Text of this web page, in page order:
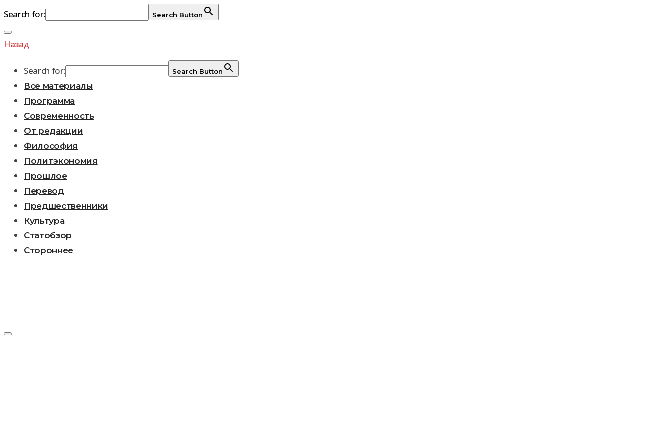
Search for: Search Button
Перейти
к
Назад
Search for: Search Button
Все материалы
Программа
Современность
От редакции
Философия
Политэкономия
Прошлое
Перевод
Предшественники
Культура
Статобзор
Стороннее